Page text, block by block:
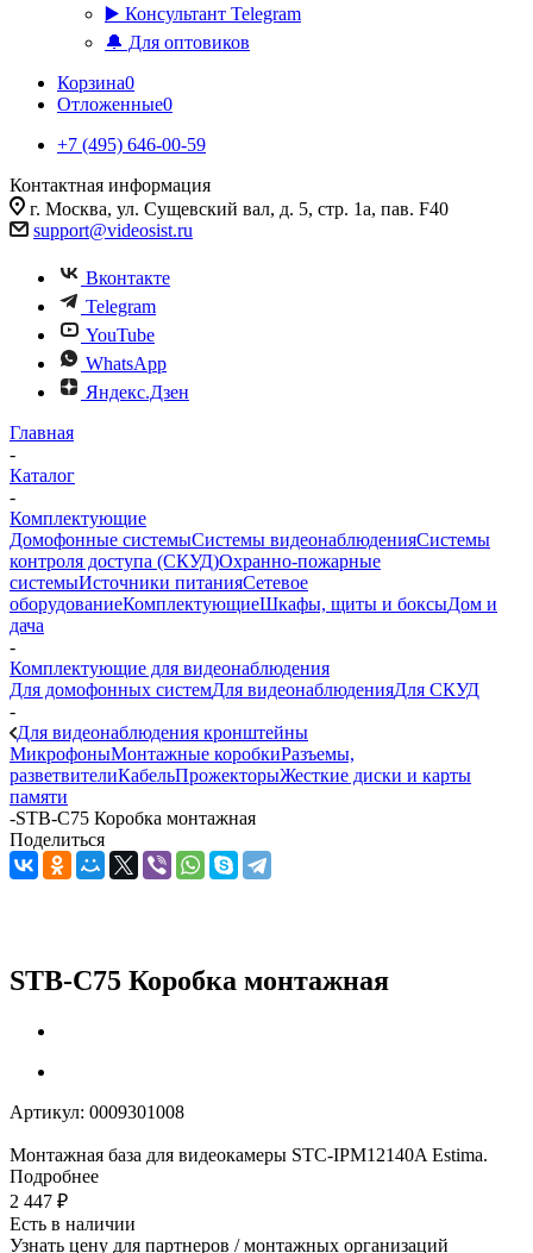
▶️ Консультант Telegram
🔔 Для оптовиков
Корзина0
Отложенные0
+7 (495) 646-00-59
Контактная информация
г. Москва, ул. Сущевский вал, д. 5, стр. 1а, пав. F40
support@videosist.ru
Вконтакте
Telegram
YouTube
WhatsApp
Яндекс.Дзен
Главная
-
Каталог
-
Комплектующие
Домофонные системыСистемы видеонаблюденияСистемы
контроля доступа (СКУД)Охранно-пожарные
системыИсточники питанияСетевое
оборудованиеКомплектующиеШкафы, щиты и боксыДом и
дача
-
Комплектующие для видеонаблюдения
Для домофонных системДля видеонаблюденияДля СКУД
-
Для видеонаблюдения кронштейны
МикрофоныМонтажные коробкиРазъемы,
разветвителиКабельПрожекторыЖесткие диски и карты
памяти
-STB-C75 Коробка монтажная
Поделиться
STB-C75 Коробка монтажная
Артикул: 0009301008
Монтажная база для видеокамеры STC-IPM12140A Estima.
Подробнее
2 447 ₽
Есть в наличии
Узнать цену для партнеров / монтажных организаций